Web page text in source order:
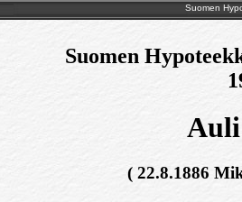
Suomen
Suomen
( 22.8.1886